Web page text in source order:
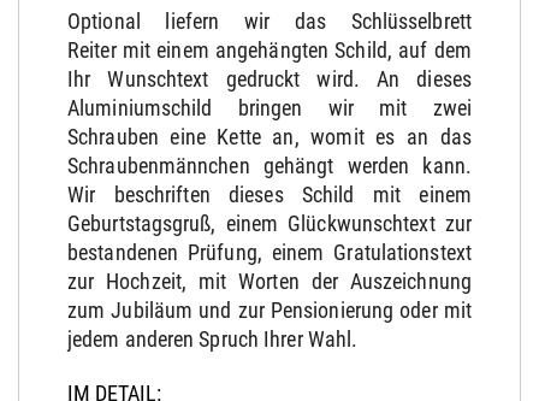
Optional liefern wir das Schlüsselbrett
Reiter mit einem angehängten Schild, auf dem
Ihr Wunschtext gedruckt wird. An dieses
Aluminiumschild bringen wir mit zwei
Schrauben eine Kette an, womit es an das
Schraubenmännchen gehängt werden kann.
Wir beschriften dieses Schild mit einem
Geburtstagsgruß, einem Glückwunschtext zur
bestandenen Prüfung, einem Gratulationstext
zur Hochzeit, mit Worten der Auszeichnung
zum Jubiläum und zur Pensionierung oder mit
jedem anderen Spruch Ihrer Wahl.
IM DETAIL: